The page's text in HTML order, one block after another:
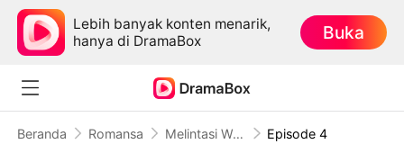
Lebih banyak konten menarik,
hanya di DramaBox
Buka
Beranda Romansa Melintasi Waktu Memperjuangkan Cinta Episode 4